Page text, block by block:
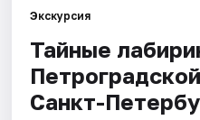
Экскурсия
Тайные
Санкт-